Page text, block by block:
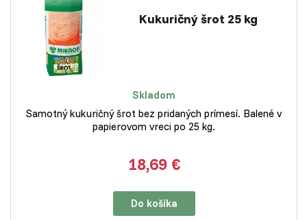
Kukuričný šrot 25 kg
Skladom
Samotný kukuričný šrot bez pridaných prímesí. Balené v
papierovom vreci po 25 kg.
18,69 €
Do košíka